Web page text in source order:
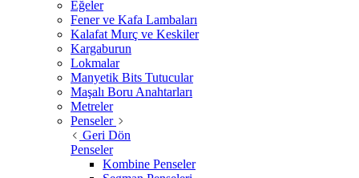
Eğeler
Fener ve Kafa Lambaları
Kalafat Murç ve Keskiler
Kargaburun
Lokmalar
Manyetik Bits Tutucular
Maşalı Boru Anahtarları
Metreler
Penseler
Geri Dön
Penseler
Kombine Penseler